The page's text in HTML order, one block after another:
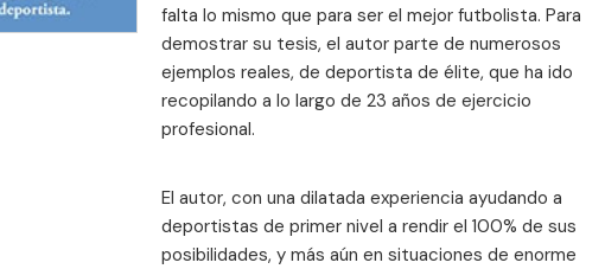
falta lo mismo que para ser el mejor futbolista. Para
demostrar su tesis, el autor parte de numerosos
ejemplos reales, de deportista de élite, que ha ido
recopilando a lo largo de 23 años de ejercicio
profesional.
El autor, con una dilatada experiencia ayudando a
deportistas de primer nivel a rendir el 100% de sus
posibilidades, y más aún en situaciones de enorme